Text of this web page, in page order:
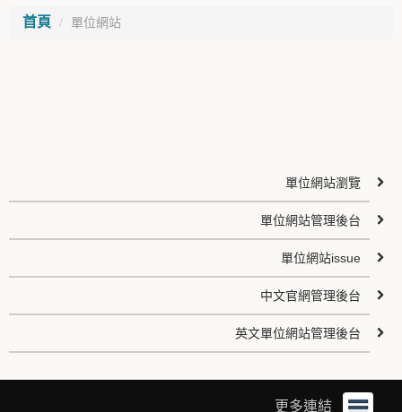
首頁 單位網站
單位網站瀏覽
單位網站管理後台
單位網站issue
中文官網管理後台
英文單位網站管理後台
更多連結